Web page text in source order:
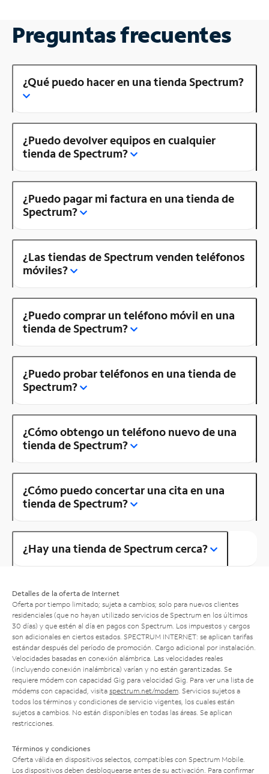
Preguntas frecuentes
¿Qué puedo hacer en una tienda Spectrum?
¿Puedo devolver equipos en cualquier
tienda de Spectrum?
¿Puedo pagar mi factura en una tienda de
Spectrum?
¿Las tiendas de Spectrum venden teléfonos
móviles?
¿Puedo comprar un teléfono móvil en una
tienda de Spectrum?
¿Puedo probar teléfonos en una tienda de
Spectrum?
¿Cómo obtengo un teléfono nuevo de una
tienda de Spectrum?
¿Cómo puedo concertar una cita en una
tienda de Spectrum?
¿Hay una tienda de Spectrum cerca?
Detalles de la oferta de Internet
Oferta por tiempo limitado; sujeta a cambios; solo para nuevos clientes
residenciales (que no hayan utilizado servicios de Spectrum en los últimos
30 días) y que estén al día en pagos con Spectrum. Los impuestos y cargos
son adicionales en ciertos estados. SPECTRUM INTERNET: se aplican tarifas
estándar después del período de promoción. Cargo adicional por instalación.
Velocidades basadas en conexión alámbrica. Las velocidades reales
(incluyendo conexión inalámbrica) varían y no están garantizadas. Se
requiere módem con capacidad Gig para velocidad Gig. Para ver una lista de
módems con capacidad, visita spectrum.net/modem . Servicios sujetos a
todos los términos y condiciones de servicio vigentes, los cuales están
sujetos a cambios. No están disponibles en todas las áreas. Se aplican
restricciones.
Términos y condiciones
Oferta válida en dispositivos selectos, compatibles con Spectrum Mobile.
Los dispositivos deben desbloquearse antes de su activación. Para confirmar